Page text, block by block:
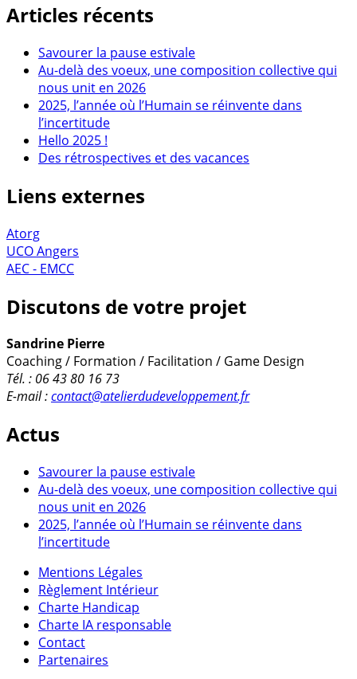
Articles récents
Savourer la pause estivale
Au-delà des voeux, une composition collective qui
nous unit en 2026
2025, l’année où l’Humain se réinvente dans
l’incertitude
Hello 2025 !
Des rétrospectives et des vacances
Liens externes
Atorg
UCO Angers
AEC - EMCC
Discutons de votre projet
Sandrine Pierre
Coaching / Formation / Facilitation / Game Design
Tél. : 06 43 80 16 73
E-mail :contact@atelierdudeveloppement.fr
Actus
Savourer la pause estivale
Au-delà des voeux, une composition collective qui
nous unit en 2026
2025, l’année où l’Humain se réinvente dans
l’incertitude
Mentions Légales
Règlement Intérieur
Charte Handicap
Charte IA responsable
Contact
Partenaires